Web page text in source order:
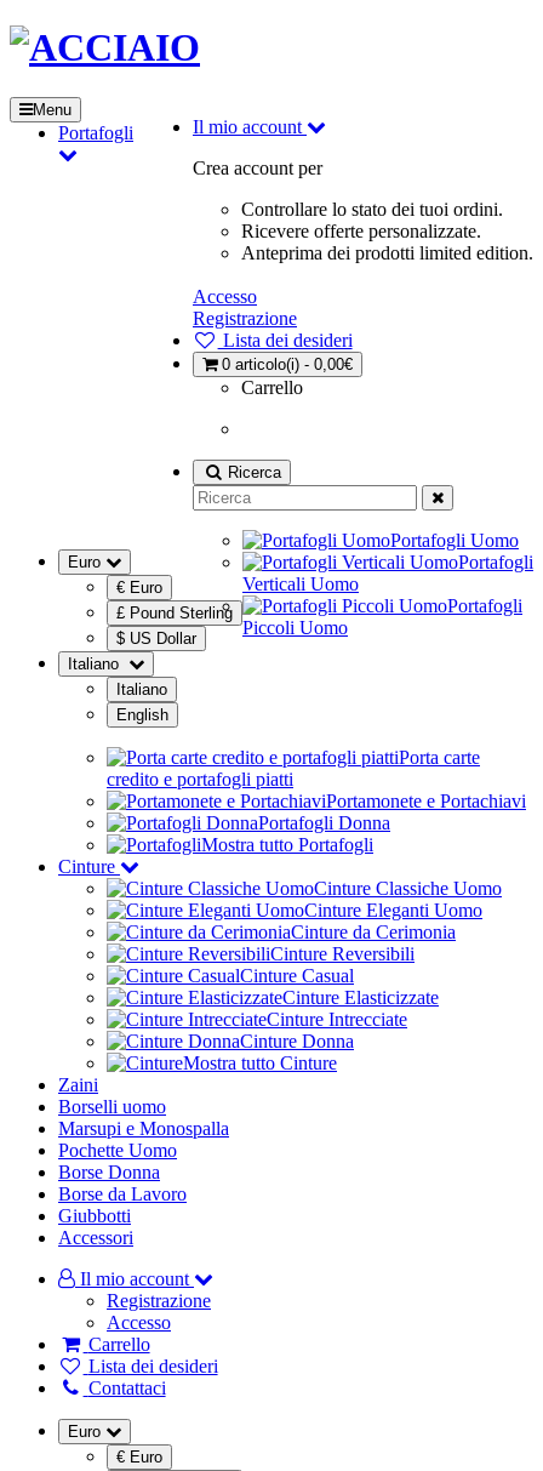
Menu
Il mio account
Crea account per
Controllare lo stato dei tuoi ordini.
Ricevere offerte personalizzate.
Anteprima dei prodotti limited edition.
Accesso
Registrazione
Lista dei desideri
0 articolo(i) - 0,00€
Carrello
Ricerca
Euro
€ Euro
£ Pound Sterling
$ US Dollar
Italiano
Italiano
English
Portafogli
Portafogli Uomo
Portafogli
Verticali Uomo
Portafogli
Piccoli Uomo
Porta carte
credito e portafogli piatti
Portamonete e Portachiavi
Portafogli Donna
Mostra tutto Portafogli
Cinture
Cinture Classiche Uomo
Cinture Eleganti Uomo
Cinture da Cerimonia
Cinture Reversibili
Cinture Casual
Cinture Elasticizzate
Cinture Intrecciate
Cinture Donna
Mostra tutto Cinture
Zaini
Borselli uomo
Marsupi e Monospalla
Pochette Uomo
Borse Donna
Borse da Lavoro
Giubbotti
Accessori
Il mio account
Registrazione
Accesso
Carrello
Lista dei desideri
Contattaci
Euro
€ Euro